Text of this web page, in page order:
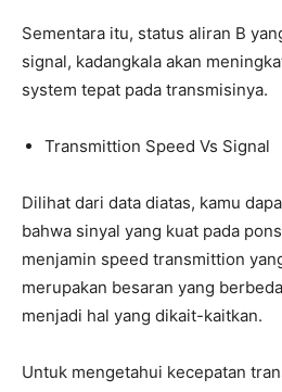
Sementara itu, status aliran B
signal, kadangkala akan
system tepat pada transmisinya.
Transmittion Speed Vs Signal
Dilihat dari data diatas, kamu
bahwa sinyal yang kuat pada
menjamin speed transmittion
merupakan besaran yang
menjadi hal yang dikait-kaitkan.
Untuk mengetahui kecepatan